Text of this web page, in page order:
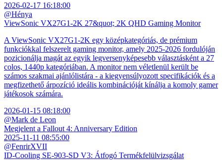
2026-02-17 16:18:00
@Hénya
ViewSonic VX27G1-2K 27&quot; 2K QHD Gaming Monitor
A ViewSonic VX27G1-2K egy középkategóriás, de prémium
funkciókkal felszerelt gaming monitor, amely 2025-2026 fordulóján
pozicionálja magát az egyik legversenyképesebb választásként a 27
colos, 1440p kategóriában. A monitor nem véletlenül került be
számos szakmai ajánlólistára - a kiegyensúlyozott specifikációk és a
megfizethető árpozíció ideális kombinációját kínálja a komoly gamer
játékosok számára.
2026-01-15 08:18:00
@Mark de Leon
Megjelent a Fallout 4: Anniversary Edition
2025-11-11 08:55:00
@FenrirXVII
ID-Cooling SE-903-SD V3: Átfogó Termékfelülvizsgálat